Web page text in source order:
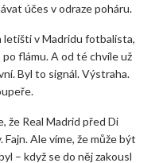
účes v odraze poháru.
letišti v Madridu fotbalista,
flámu. A od té chvíle už
Byl to signál. Výstraha.
že Real Madrid před Di
Ale víme, že může být
– když se do něj zakousl